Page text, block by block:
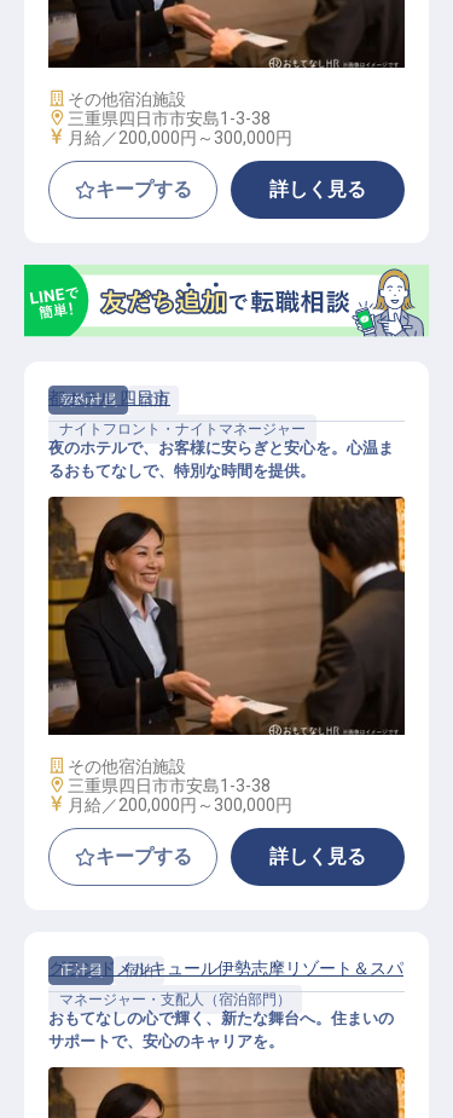
フロントナイトスタッフ
施設業態
その他宿泊施設
勤務地
三重県四日市市安島1-3-38
給与
月給／200,000円～ 300,000円
キープする 詳しく見る
契約社員
宿泊
ナイトフロント・ナイトマネージャー
フロントナイトスタッフ
都ホテル 四日市
夜のホテルで、お客様に安らぎと安心を。心温ま
るおもてなしで、特別な時間を提供。
施設業態
その他宿泊施設
勤務地
三重県四日市市安島1-3-38
給与
月給／200,000円～ 300,000円
キープする 詳しく見る
正社員
宿泊
マネージャー・支配人（宿泊部門）
グランドメルキュール伊勢志摩リゾート＆スパ
おもてなしの心で輝く、新たな舞台へ。住まいの
サポートで、安心のキャリアを。